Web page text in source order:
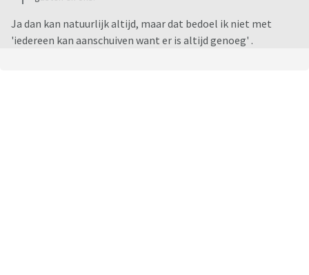
Ja dan kan natuurlijk altijd, maar dat bedoel ik niet met
'iedereen kan aanschuiven want er is altijd genoeg' .